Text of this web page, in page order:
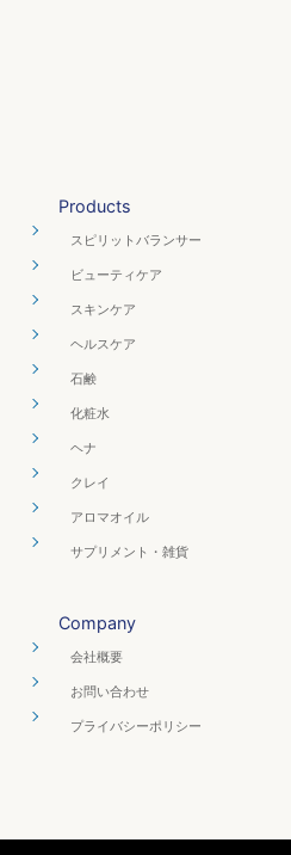
Products
スピリットバランサー
ビューティケア
スキンケア
ヘルスケア
石鹸
化粧水
ヘナ
クレイ
アロマオイル
サプリメント・雑貨
Company
会社概要
お問い合わせ
プライバシーポリシー